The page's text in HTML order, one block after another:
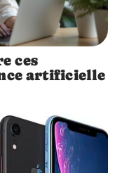
ces
artificielle